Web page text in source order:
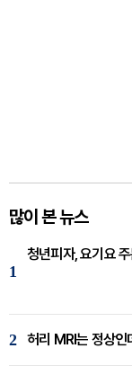
많이 본 뉴스
1
청년피자, 요기요
2 허리 MRI는 정상인